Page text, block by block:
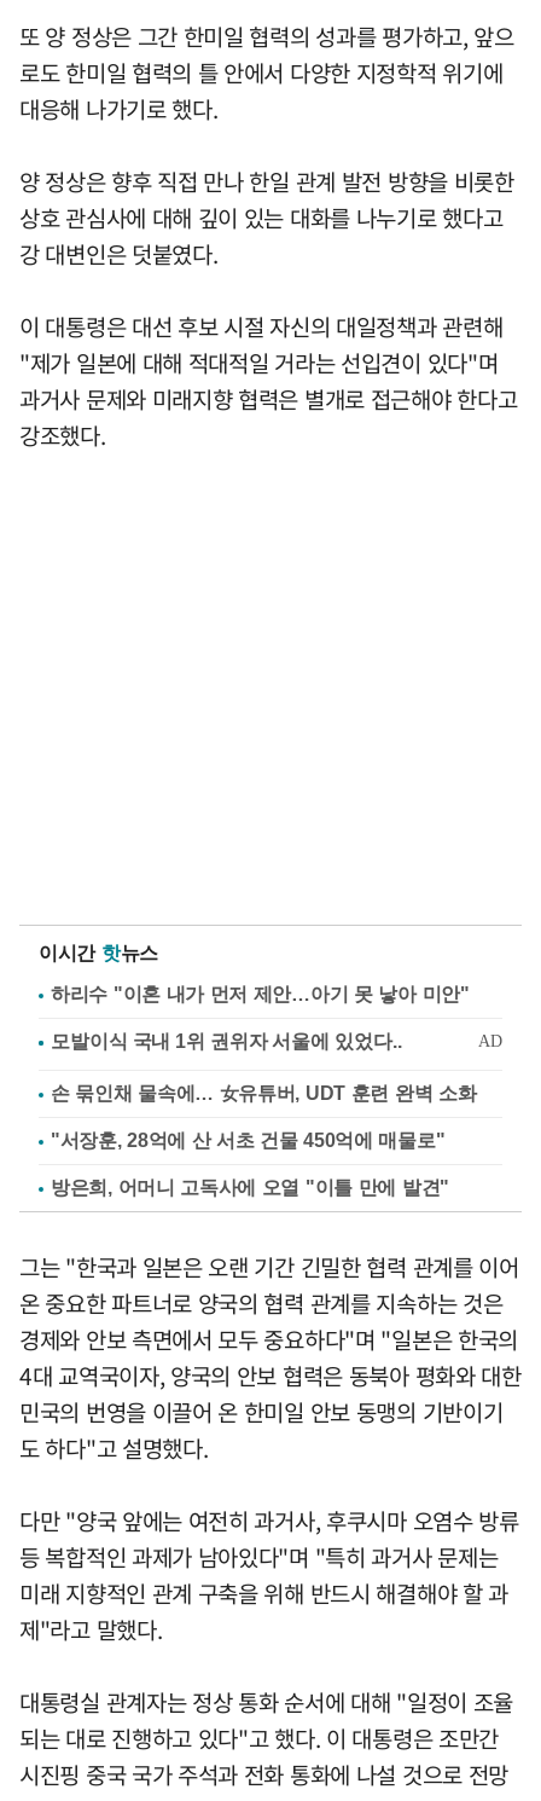
또 양 정상은 그간 한미일 협력의 성과를 평가하고, 앞으
로도 한미일 협력의 틀 안에서 다양한 지정학적 위기에
대응해 나가기로 했다.
양 정상은 향후 직접 만나 한일 관계 발전 방향을 비롯한
상호 관심사에 대해 깊이 있는 대화를 나누기로 했다고
강 대변인은 덧붙였다.
이 대통령은 대선 후보 시절 자신의 대일정책과 관련해
"제가 일본에 대해 적대적일 거라는 선입견이 있다"며
과거사 문제와 미래지향 협력은 별개로 접근해야 한다고
강조했다.
이시간 핫뉴스
하리수 "이혼 내가 먼저 제안…아기 못 낳아 미안"
손 묶인채 물속에… 女유튜버, UDT 훈련 완벽 소화
"서장훈, 28억에 산 서초 건물 450억에 매물로"
방은희, 어머니 고독사에 오열 "이틀 만에 발견"
그는 "한국과 일본은 오랜 기간 긴밀한 협력 관계를 이어
온 중요한 파트너로 양국의 협력 관계를 지속하는 것은
경제와 안보 측면에서 모두 중요하다"며 "일본은 한국의
4대 교역국이자, 양국의 안보 협력은 동북아 평화와 대한
민국의 번영을 이끌어 온 한미일 안보 동맹의 기반이기
도 하다"고 설명했다.
다만 "양국 앞에는 여전히 과거사, 후쿠시마 오염수 방류
등 복합적인 과제가 남아있다"며 "특히 과거사 문제는
미래 지향적인 관계 구축을 위해 반드시 해결해야 할 과
제"라고 말했다.
대통령실 관계자는 정상 통화 순서에 대해 "일정이 조율
되는 대로 진행하고 있다"고 했다. 이 대통령은 조만간
시진핑 중국 국가 주석과 전화 통화에 나설 것으로 전망